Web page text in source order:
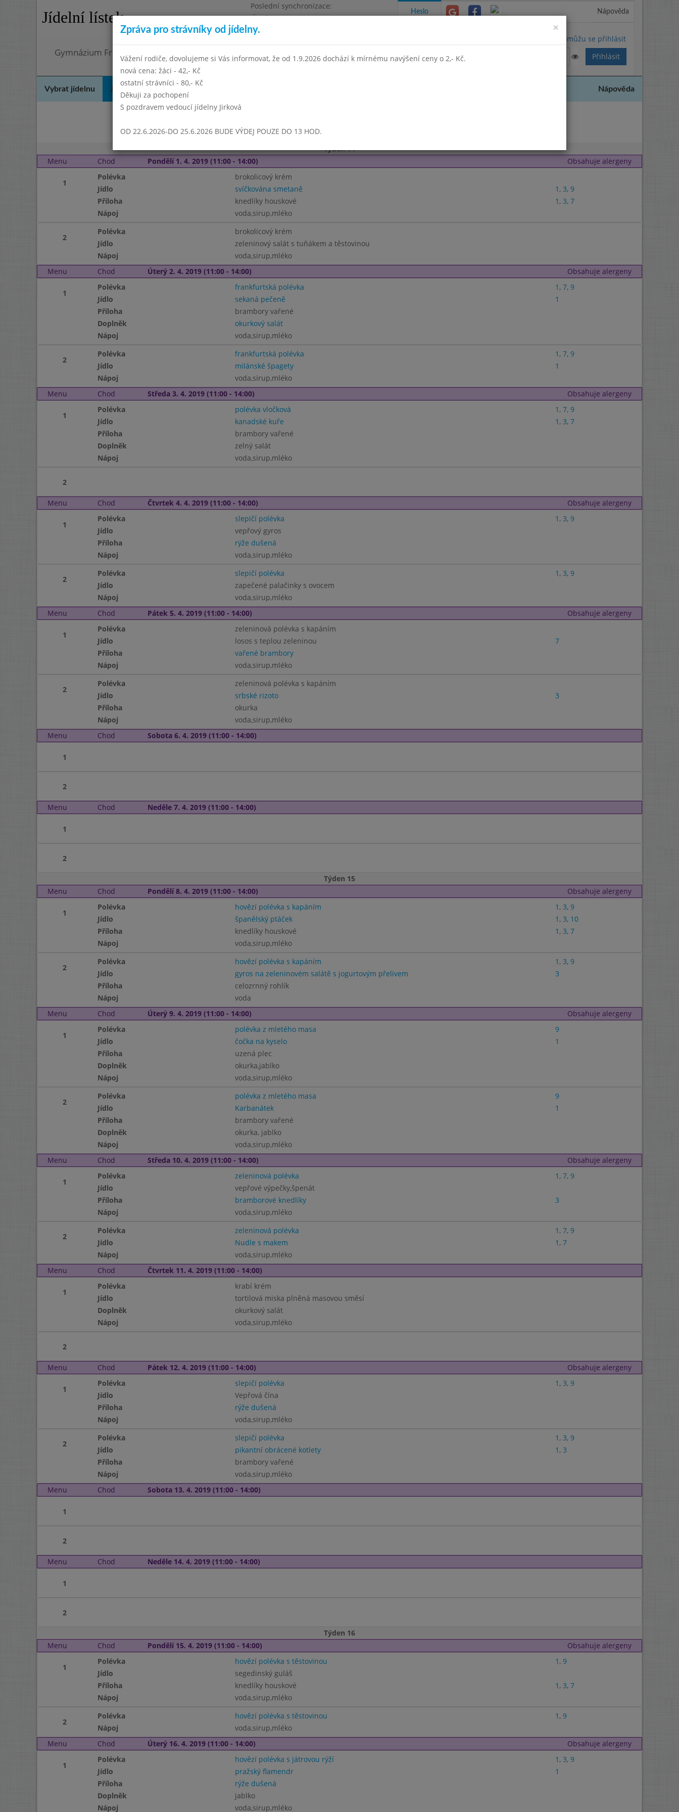
Jídelní lístek
Poslední synchronizace:
Úterý 21.7.2026 8:55
Omezení objednávek
Gymnázium Františka Palackého, Neratovice, Masarykova 450
Heslo Nápověda
Nemůžu se přihlásit
Vybrat jídelnu Jídelní lístek Nápověda
Týden 14
Menu
Chod Pondělí 1. 4. 2019 (11:00 - 14:00) Obsahuje alergeny
1
Polévka
brokolicový krém
Jídlo
svíčkována smetaně 1 , 3, 9
Příloha
knedlíky houskové 1 , 3, 7
Nápoj
voda,sirup,mléko
2
Polévka
brokolicový krém
Jídlo
zeleninový salát s tuňákem a těstovinou
Nápoj
voda,sirup,mléko
Menu
Chod Úterý 2. 4. 2019 (11:00 - 14:00) Obsahuje alergeny
1
Polévka frankfurtská polévka 1 , 7, 9
Jídlo
sekaná pečeně
1
Příloha
brambory vařené
Doplněk
okurkový salát
Nápoj
voda,sirup,mléko
2
Polévka frankfurtská polévka 1 , 7, 9
Jídlo
milánské špagety
1
Nápoj
voda,sirup,mléko
Menu
Chod Středa 3. 4. 2019 (11:00 - 14:00) Obsahuje alergeny
1
Polévka polévka vločková 1 , 7, 9
Jídlo
kanadské kuře 1 , 3, 7
Příloha
brambory vařené
Doplněk
zelný salát
Nápoj
voda,sirup,mléko
2
Menu Chod Čtvrtek 4. 4. 2019 (11:00 - 14:00) Obsahuje alergeny
1
Polévka slepičí polévka 1 , 3, 9
Jídlo
vepřový gyros
Příloha
rýže dušená
Nápoj
voda,sirup,mléko
2
Polévka slepičí polévka 1 , 3, 9
Jídlo
zapečené palačinky s ovocem
Nápoj
voda,sirup,mléko
Menu
Chod Pátek 5. 4. 2019 (11:00 - 14:00) Obsahuje alergeny
1
Polévka
zeleninová polévka s kapáním
Jídlo
losos s teplou zeleninou
7
Příloha
vařené brambory
Nápoj
voda,sirup,mléko
2
Polévka
zeleninová polévka s kapáním
Jídlo
srbské rizoto
3
Příloha
okurka
Nápoj
voda,sirup,mléko
Menu
Chod Sobota 6. 4. 2019 (11:00 - 14:00)
1
2
Menu Chod Neděle 7. 4. 2019 (11:00 - 14:00)
1
2
Týden 15
Menu
Chod Pondělí 8. 4. 2019 (11:00 - 14:00) Obsahuje alergeny
1
Polévka hovězí polévka s kapáním 1 , 3, 9
Jídlo
španělský ptáček 1 , 3, 10
Příloha
knedlíky houskové 1 , 3, 7
Nápoj
voda,sirup,mléko
2
Polévka hovězí polévka s kapáním 1 , 3, 9
Jídlo
gyros na zeleninovém salátě s jogurtovým přelivem
3
Příloha
celozrnný rohlík
Nápoj
voda
Menu
Chod Úterý 9. 4. 2019 (11:00 - 14:00) Obsahuje alergeny
1
Polévka polévka z mletého masa
9
Jídlo
čočka na kyselo
1
Příloha
uzená plec
Doplněk
okurka,jablko
Nápoj
voda,sirup,mléko
2
Polévka polévka z mletého masa
9
Jídlo
Karbanátek
1
Příloha
brambory vařené
Doplněk
okurka, jablko
Nápoj
voda,sirup,mléko
Menu
Chod Středa 10. 4. 2019 (11:00 - 14:00) Obsahuje alergeny
1
Polévka zeleninová polévka 1 , 7, 9
Jídlo
vepřové výpečky,špenát
Příloha
bramborové knedlíky
3
Nápoj
voda,sirup,mléko
2
Polévka zeleninová polévka 1 , 7, 9
Jídlo
Nudle s makem 1 , 7
Nápoj
voda,sirup,mléko
Menu
Chod Čtvrtek 11. 4. 2019 (11:00 - 14:00)
1
Polévka
krabí krém
Jídlo
tortilová miska plněná masovou směsí
Doplněk
okurkový salát
Nápoj
voda,sirup,mléko
2
Menu Chod Pátek 12. 4. 2019 (11:00 - 14:00) Obsahuje alergeny
1
Polévka slepičí polévka 1 , 3, 9
Jídlo
Vepřová čína
Příloha
rýže dušená
Nápoj
voda,sirup,mléko
2
Polévka slepičí polévka 1 , 3, 9
Jídlo
pikantní obrácené kotlety 1 , 3
Příloha
brambory vařené
Nápoj
voda,sirup,mléko
Menu
Chod Sobota 13. 4. 2019 (11:00 - 14:00)
1
2
Menu Chod Neděle 14. 4. 2019 (11:00 - 14:00)
1
2
Týden 16
Menu
Chod Pondělí 15. 4. 2019 (11:00 - 14:00) Obsahuje alergeny
1
Polévka hovězí polévka s těstovinou 1 , 9
Jídlo
segedinský guláš
Příloha
knedlíky houskové 1 , 3, 7
Nápoj
voda,sirup,mléko
2
Polévka hovězí polévka s těstovinou 1 , 9
Nápoj
voda,sirup,mléko
Menu
Chod Úterý 16. 4. 2019 (11:00 - 14:00) Obsahuje alergeny
1
Polévka hovězí polévka s játrovou rýží 1 , 3, 9
Jídlo
pražský flamendr
1
Příloha
rýže dušená
Doplněk
jablko
Nápoj
voda,sirup,mléko
×
Zpráva pro strávníky od jídelny.
Vážení rodiče, dovolujeme si Vás informovat, že od 1.9.2026 dochází k mírnému navýšení ceny o 2,- Kč.
nová cena: žáci - 42,- Kč
ostatní strávníci - 80,- Kč
Děkuji za pochopení
S pozdravem vedoucí jídelny Jirková
OD 22.6.2026-DO 25.6.2026 BUDE VÝDEJ POUZE DO 13 HOD.